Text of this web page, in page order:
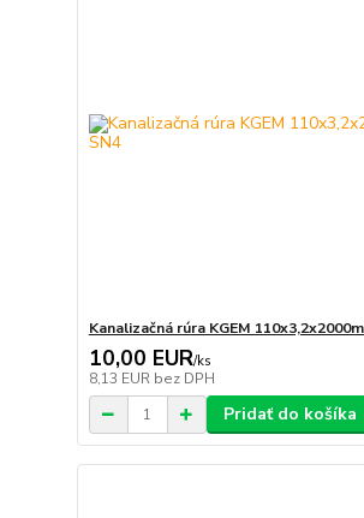
Kanalizačná rúra KGEM
10,00 EUR/ks
8,13 EUR bez DPH
Pridať do košíka